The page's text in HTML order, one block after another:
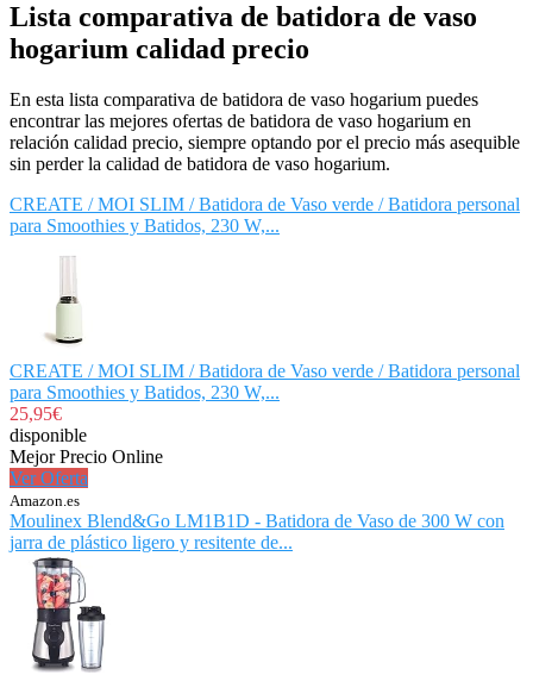
Lista comparativa de batidora de vaso
hogarium calidad precio
En esta lista comparativa de batidora de vaso hogarium puedes
encontrar las mejores ofertas de batidora de vaso hogarium en
relación calidad precio, siempre optando por el precio más asequible
sin perder la calidad de batidora de vaso hogarium.
CREATE / MOI SLIM / Batidora de Vaso verde / Batidora personal
para Smoothies y Batidos, 230 W,...
CREATE / MOI SLIM / Batidora de Vaso verde / Batidora personal
para Smoothies y Batidos, 230 W,...
25,95€
disponible
Mejor Precio Online
Ver Oferta
Amazon.es
Moulinex Blend&Go LM1B1D - Batidora de Vaso de 300 W con
jarra de plástico ligero y resitente de...